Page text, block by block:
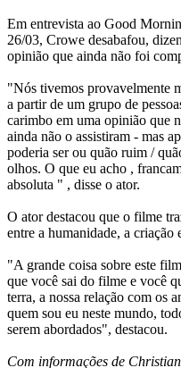
Em entrevista ao Good
26/03, Crowe desabafou,
opinião que ainda não foi
"Nós tivemos provavelmente
a partir de um grupo de
carimbo em uma opinião que
ainda não o assistiram - mas
poderia ser ou quão ruim /
olhos. O que eu acho ,
absoluta " , disse o ator.
O ator destacou que o filme
entre a humanidade, a criação
"A grande coisa sobre este
que você sai do filme e você
terra, a nossa relação com os
quem sou eu neste mundo,
serem abordados", destacou.
Com informações de